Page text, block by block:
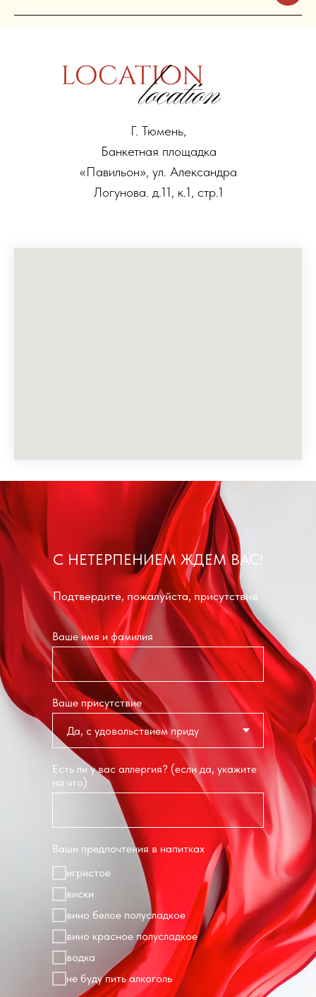
Г. Тюмень,
Банкетная площадка
«Павильон», ул. Александра
Логунова. д.11, к.1, стр.1
С НЕТЕРПЕНИЕМ ЖДЕМ ВАС!
Ваше имя и фамилия
Ваше присутствие
Есть ли у вас аллергия? (если да, укажите
на что)
Ваши предпочтения в напитках
игристое
виски
вино белое полусладкое
вино красное полусладкое
водка
не буду пить алкоголь
Подтвердите, пожалуйста, присутствие